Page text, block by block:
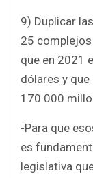
9) Duplicar
25
que en 2021
dólares y
170.000
-Para que
es
legislativa